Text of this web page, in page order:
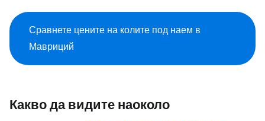
Сравнете цените на колите под наем в
Мавриций
Какво да видите наоколо